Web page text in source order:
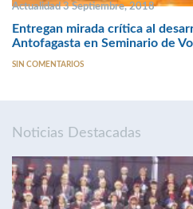
Actualidad 3 Septiembre, 2018
Entregan mirada crítica al
Antofagasta en Seminario de
SIN COMENTARIOS
Noticias Destacadas